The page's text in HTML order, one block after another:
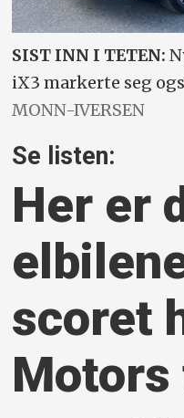
SIST INN I TETEN:
iX3 markerte seg
MONN-IVERSEN
Se listen:
Her er
scoret